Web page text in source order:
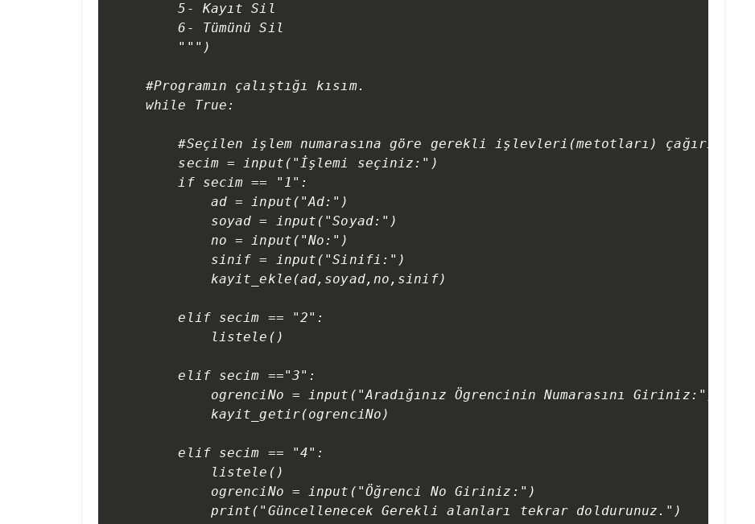
    5- Kayıt Sil
    6- Tümünü Sil
    """)
#Programın çalıştığı kısım.
while True:
    #Seçilen işlem numarasına göre gerekli işlevleri(metotları) çağırır.
    secim = input("İşlemi seçiniz:")
    if secim == "1":
        ad = input("Ad:")
        soyad = input("Soyad:")
        no = input("No:")
        sinif = input("Sinifi:")
        kayit_ekle(ad,soyad,no,sinif)
    elif secim == "2":
        listele()
    elif secim =="3":
        ogrenciNo = input("Aradığınız Ögrencinin Numarasını Giriniz:")
        kayit_getir(ogrenciNo)
    elif secim == "4":
        listele()
        ogrenciNo = input("Öğrenci No Giriniz:")
        print("Güncellenecek Gerekli alanları tekrar doldurunuz.")